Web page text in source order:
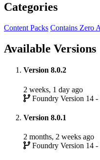
Categories
Content Packs Contains Zero
Available Versions
Version 8.0.2
2 weeks, 1 day ago
Foundry Version 14
Version 8.0.1
2 months, 2 weeks ago
Foundry Version 14